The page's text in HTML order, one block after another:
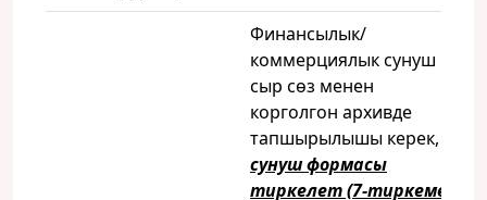
Финансылык/
коммерциялык сунуш
сыр сөз менен
корголгон архивде
тапшырылышы керек,
сунуш формасы
тиркелет (7-тиркеме).